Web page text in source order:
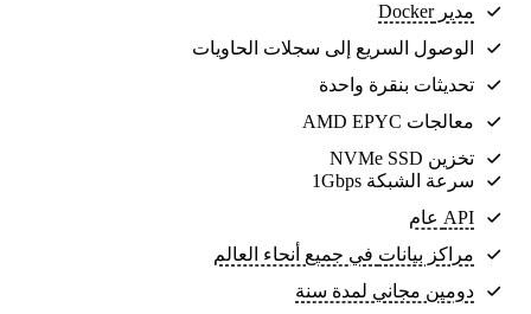
مدير Docker
الوصول السريع إلى سجلات الحاويات
تحديثات بنقرة واحدة
معالجات AMD EPYC
تخزين NVMe SSD
سرعة الشبكة 1Gbps
API عام
مراكز بيانات في جميع أنحاء العالم
دومين مجاني لمدة سنة